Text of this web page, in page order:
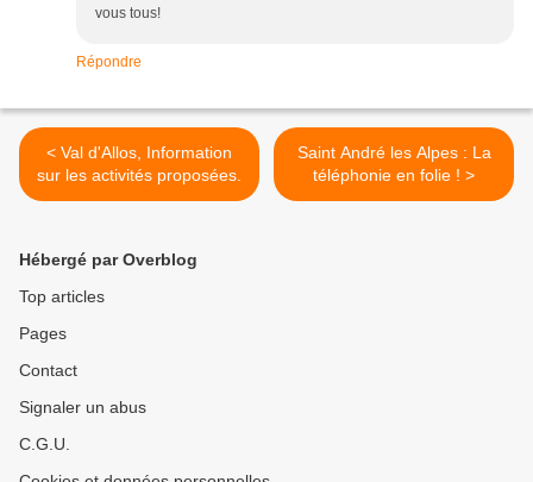
vous tous!
Répondre
< Val d'Allos, Information
sur les activités proposées.
Saint André les Alpes : La
téléphonie en folie ! >
Hébergé par Overblog
Top articles
Pages
Contact
Signaler un abus
C.G.U.